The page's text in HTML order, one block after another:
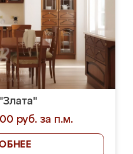
руб. за п.м.